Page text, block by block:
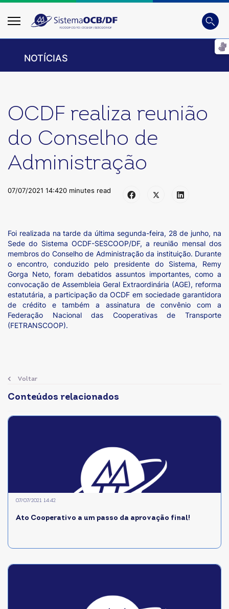
Busca
NOTÍCIAS
OCDF realiza reunião
do Conselho de
Administração
07/07/2021 14:420 minutes read
Foi realizada na tarde da última segunda-feira, 28 de junho, na
Sede do Sistema OCDF-SESCOOP/DF, a reunião mensal dos
membros do Conselho de Administração da instituição. Durante
o encontro, conduzido pelo presidente do Sistema, Remy
Gorga Neto, foram debatidos assuntos importantes, como a
convocação de Assembleia Geral Extraordinária (AGE), reforma
estatutária, a participação da OCDF em sociedade garantidora
de crédito e também a assinatura de convênio com a
Federação Nacional das Cooperativas de Transporte
(FETRANSCOOP).
Voltar
Conteúdos relacionados
Ato Cooperativo a um passo da aprovação final!
07/07/2021 14:42